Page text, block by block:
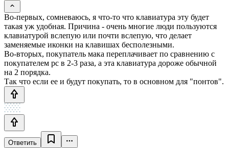
Во-первых, сомневаюсь, я что-то что клавиатура эту будет
такая уж удобная. Причина - очень многие люди пользуются
клавиатурой вслепую или почти вслепую, что делает
заменяемые иконки на клавишах бесполезными.
Во-вторых, покупатель мака переплачивает по сравнению с
покупателем pc в 2-3 раза, а эта клавиатура дороже обычной
на 2 порядка.
Так что если ее и будут покупать, то в основном для "понтов".
Ответить